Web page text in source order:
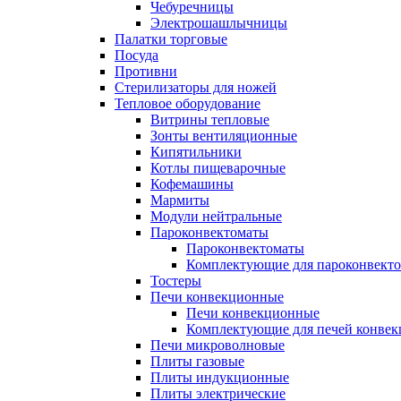
Чебуречницы
Электрошашлычницы
Палатки торговые
Посуда
Противни
Стерилизаторы для ножей
Тепловое оборудование
Витрины тепловые
Зонты вентиляционные
Кипятильники
Котлы пищеварочные
Кофемашины
Мармиты
Модули нейтральные
Пароконвектоматы
Пароконвектоматы
Комплектующие для
Тостеры
Печи конвекционные
Печи конвекционные
Комплектующие для печей
Печи микроволновые
Плиты газовые
Плиты индукционные
Плиты электрические